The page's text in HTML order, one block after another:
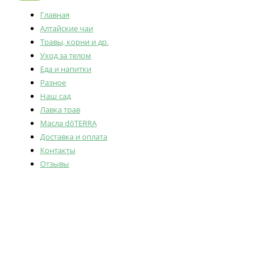
Главная
Алтайские чаи
Травы, корни и др.
Уход за телом
Еда и напитки
Разное
Наш сад
Лавка трав
Масла dōTERRA
Доставка и оплата
Контакты
Отзывы